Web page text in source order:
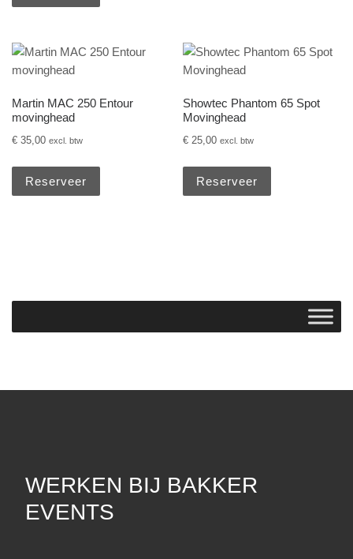
Martin MAC 250 Entour
movinghead
€ 35,00 excl. btw
Reserveer
Showtec Phantom 65 Spot
Movinghead
€ 25,00 excl. btw
Reserveer
WERKEN BIJ BAKKER
EVENTS